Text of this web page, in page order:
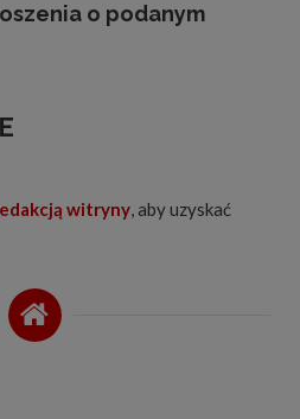
o podanym
witryny, aby uzyskać